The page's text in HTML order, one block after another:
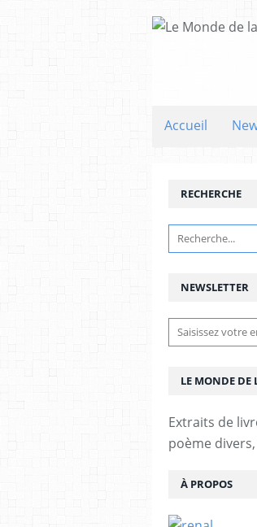
Accueil
NEWSLETTER
RECHERCHE
LE MONDE DE
Extraits de
poème
À PROPOS